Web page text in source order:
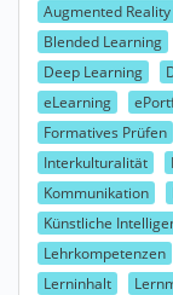
Augmented Reality
Blended Learning
Deep Learning
eLearning
Formatives Prüfen
Interkulturalität
Kommunikation
Künstliche
Lehrkompetenzen
Lerninhalt